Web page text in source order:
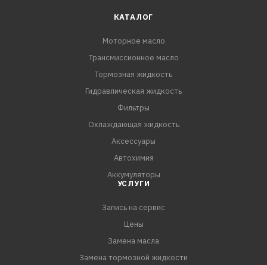
малотоннажных грузовых автомобилей.
Предназначено для применения в современных
бензиновых и дизельных двигателях, включая
турбированные с непосредственным впрыском и
высокими эксплуатационными характеристиками
КАТАЛОГ
Моторное масло
Трансмиссионное масло
Тормозная жидкость
Гидравлическая жидкость
Фильтры
Охлаждающая жидкость
Аксессуары
Автохимия
Аккумуляторы
УСЛУГИ
Запись на сервис
Цены
Замена масла
Замена тормозной жидкости